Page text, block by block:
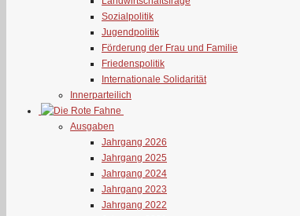
Sozialpolitik
Jugendpolitik
Förderung der Frau und Familie
Friedenspolitik
Internationale Solidarität
Innerparteilich
Ausgaben
Jahrgang 2026
Jahrgang 2025
Jahrgang 2024
Jahrgang 2023
Jahrgang 2022